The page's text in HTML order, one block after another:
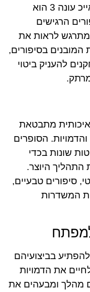
אחד המרכיבים המרכזיים של מנאייכ עונה 3 הוא
הרגישים
מתרגש לראות את
המובנים בסיפורים,
להעניק ביטוי
3, הכתיבה האיכותית מתבטאת
הסופרים
שונות בכדי
התהליך היוצר.
סיפורים טבעיים,
המשדרות
עונה 3 יודעים להפתיע בביצועיהם
את הדמויות
מהלך ומבעהים את